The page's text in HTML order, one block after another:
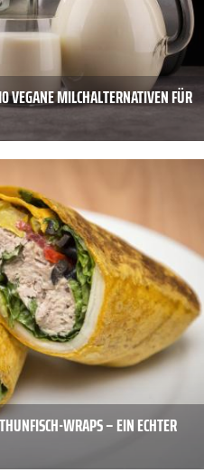
MILCHALTERNATIVEN FÜR
WRAPS – EIN ECHTER